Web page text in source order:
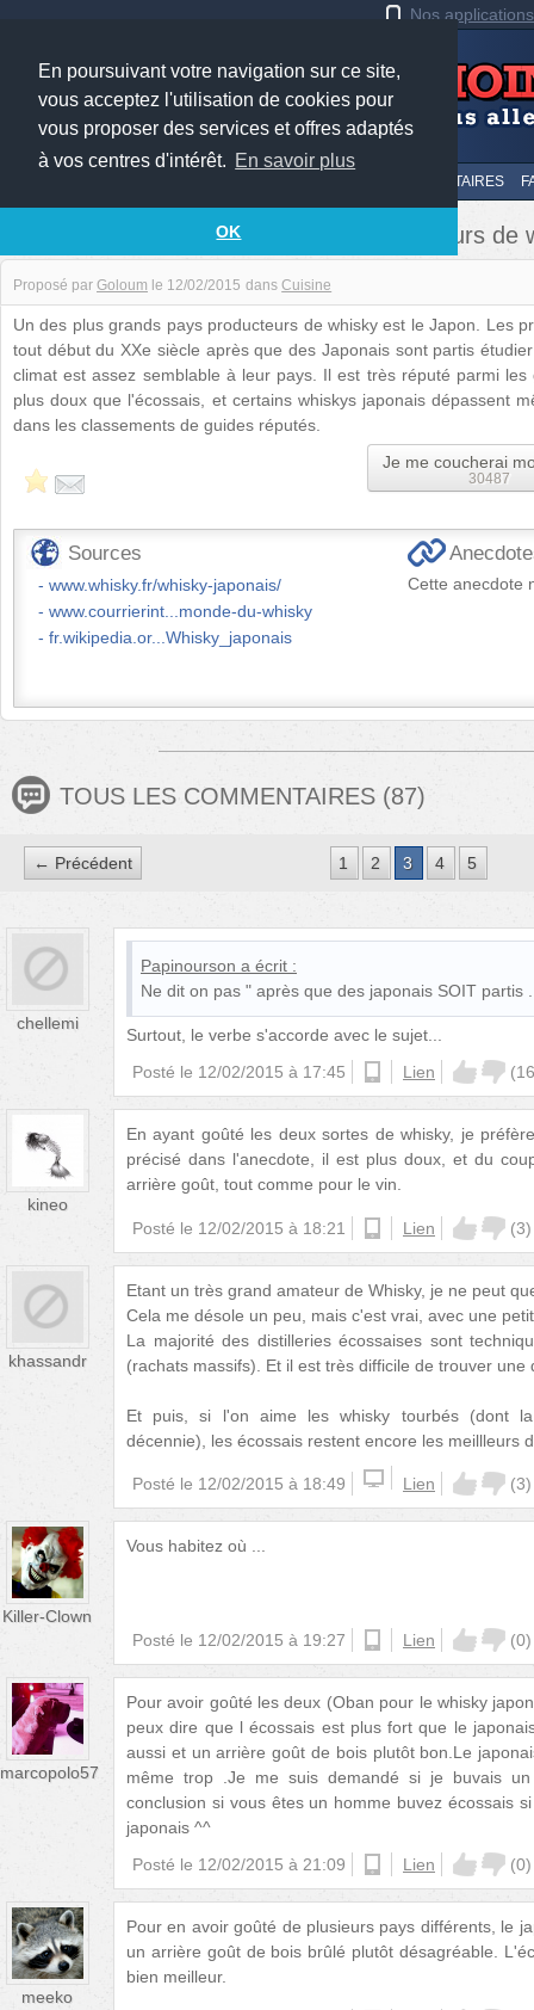
En poursuivant votre navigation sur ce site,
vous acceptez l'utilisation de cookies pour
vous proposer des services et offres adaptés
à vos centres d'intérêt. En savoir plus
OK
Nos
SUIVI DES COMMENTAIRES
Le Japon est un des plus grands producteurs de
Proposé par Goloum le 12/02/2015 dans Cuisine
Un des plus grands pays producteurs de whisky est le Japon. Les
tout début du XXe siècle après que des Japonais sont partis
climat est assez semblable à leur pays. Il est très réputé parmi
plus doux que l'écossais, et certains whiskys japonais dépassent
dans les classements de guides réputés.
Je me coucherai
30487
Sources
www.whisky.fr/whisky-japonais/
www.courrierint...monde-du-whisky
fr.wikipedia.or...Whisky_japonais
Cette anecdote
TOUS LES COMMENTAIRES (87)
← Précédent 1 2 3 4 5
chellemi
Papinourson a écrit :
Ne dit on pas " après que des japonais SOIT partis
Surtout, le verbe s'accorde avec le sujet...
Posté le 12/02/2015 à 17:45 androidLien (16
kineo
En ayant goûté les deux sortes de whisky, je
précisé dans l'anecdote, il est plus doux, et du
arrière goût, tout comme pour le vin.
Posté le 12/02/2015 à 18:21 androidLien (3)
khassandr
Etant un très grand amateur de Whisky, je ne peut
Cela me désole un peu, mais c'est vrai, avec une
La majorité des distilleries écossaises sont
(rachats massifs). Et il est très difficile de trouver une
Et puis, si l'on aime les whisky tourbés (dont
décennie), les écossais restent encore les meillleurs
Posté le 12/02/2015 à 18:49 Lien (3)
Killer-Clown
Vous habitez où ...
Posté le 12/02/2015 à 19:27 androidLien (0)
marcopolo57
Pour avoir goûté les deux (Oban pour le whisky
peux dire que l écossais est plus fort que le
aussi et un arrière goût de bois plutôt bon.Le
même trop .Je me suis demandé si je buvais
conclusion si vous êtes un homme buvez écossais
japonais ^^
Posté le 12/02/2015 à 21:09 androidLien (0)
meeko
Pour en avoir goûté de plusieurs pays différents, le
un arrière goût de bois brûlé plutôt désagréable.
bien meilleur.